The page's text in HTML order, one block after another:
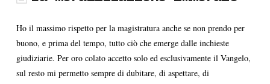
Ho il massimo rispetto per la magistratura anche se non prendo per
buono, e prima del tempo, tutto ciò che emerge dalle inchieste
giudiziarie. Per oro colato accetto solo ed esclusivamente il Vangelo,
sul resto mi permetto sempre di dubitare, di aspettare, di